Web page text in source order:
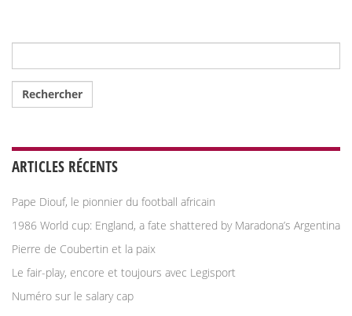
ARTICLES RÉCENTS
Pape Diouf, le pionnier du football africain
1986 World cup: England, a fate shattered by Maradona’s Argentina
Pierre de Coubertin et la paix
Le fair-play, encore et toujours avec Legisport
Numéro sur le salary cap